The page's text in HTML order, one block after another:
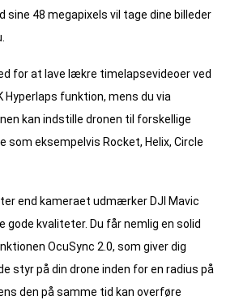
sine 48 megapixels vil tage dine billeder
for at lave lækre timelapsevideoer ved
Hyperlaps funktion, mens du via
kan indstille dronen til forskellige
eksempelvis Rocket, Helix, Circle
end kameraet udmærker DJI Mavic
gode kvaliteter. Du får nemlig en solid
OcuSync 2.0, som giver dig
styr på din drone inden for en radius på
den på samme tid kan overføre